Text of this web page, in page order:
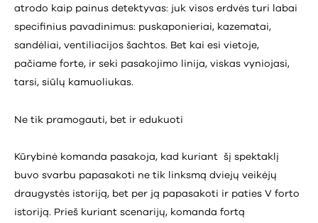
atrodo kaip painus detektyvas: juk visos erdvės turi labai
specifinius pavadinimus: puskaponieriai, kazematai,
sandėliai, ventiliacijos šachtos. Bet kai esi vietoje,
pačiame forte, ir seki pasakojimo linija, viskas vyniojasi,
tarsi, siūlų kamuoliukas.
Ne tik pramogauti, bet ir edukuoti
Kūrybinė komanda pasakoja, kad kuriant šį spektaklį
buvo svarbu papasakoti ne tik linksmą dviejų veikėjų
draugystės istoriją, bet per ją papasakoti ir paties V forto
istoriją. Prieš kuriant scenarijų, komanda fortą